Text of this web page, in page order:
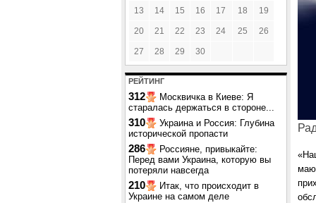
13 14 15 16 17 18 19
20 21 22 23 24 25 26
27 28 29 30
РЕЙТИНГ
312
Москвичка в Киеве: Я
старалась держаться в стороне...
310
Украина и Россия: Глубина
исторической пропасти
286
Россияне, привыкайте:
Перед вами Украина, которую вы
потеряли навсегда
210
Итак, что происходит в
Украине на самом деле